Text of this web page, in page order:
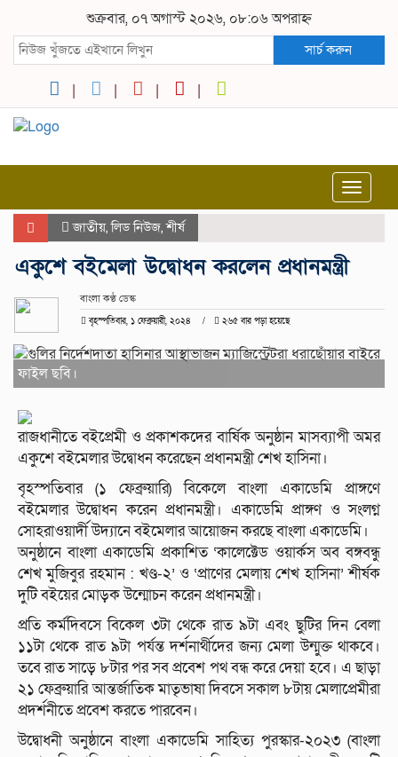
শুক্রবার, ০৭ অগাস্ট ২০২৬, ০৮:০৬ অপরাহ্ন
সার্চ করুন
Toggle
জাতীয়,লিড নিউজ,শীর্ষ
একুশে বইমেলা উদ্বোধন করলেন প্রধানমন্ত্রী
বাংলা কণ্ঠ ডেস্ক
বৃহস্পতিবার, ১ ফেব্রুয়ারী, ২০২৪ ২৬৫ বার পড়া হয়েছে
ফাইল ছবি।
রাজধানীতে বইপ্রেমী ও প্রকাশকদের বার্ষিক অনুষ্ঠান মাসব্যাপী অমর
একুশে বইমেলার উদ্বোধন করেছেন প্রধানমন্ত্রী শেখ হাসিনা।
বৃহস্পতিবার (১ ফেব্রুয়ারি) বিকেলে বাংলা একাডেমি প্রাঙ্গণে
বইমেলার উদ্বোধন করেন প্রধানমন্ত্রী। একাডেমি প্রাঙ্গণ ও সংলগ্ন
সোহরাওয়ার্দী উদ্যানে বইমেলার আয়োজন করছে বাংলা একাডেমি।
অনুষ্ঠানে বাংলা একাডেমি প্রকাশিত ‘কালেক্টেড ওয়ার্কস অব বঙ্গবন্ধু
শেখ মুজিবুর রহমান : খণ্ড-২’ ও ‘প্রাণের মেলায় শেখ হাসিনা’ শীর্ষক
দুটি বইয়ের মোড়ক উন্মোচন করেন প্রধানমন্ত্রী।
প্রতি কর্মদিবসে বিকেল ৩টা থেকে রাত ৯টা এবং ছুটির দিন বেলা
১১টা থেকে রাত ৯টা পর্যন্ত দর্শনার্থীদের জন্য মেলা উন্মুক্ত থাকবে।
তবে রাত সাড়ে ৮টার পর সব প্রবেশ পথ বন্ধ করে দেয়া হবে। এ ছাড়া
২১ ফেব্রুয়ারি আন্তর্জাতিক মাতৃভাষা দিবসে সকাল ৮টায় মেলাপ্রেমীরা
প্রদর্শনীতে প্রবেশ করতে পারবেন।
উদ্বোধনী অনুষ্ঠানে বাংলা একাডেমি সাহিত্য পুরস্কার-২০২৩ (বাংলা